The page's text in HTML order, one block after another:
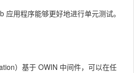
应用程序能够更好地进行单元测试。
）基于 OWIN 中间件，可以在任